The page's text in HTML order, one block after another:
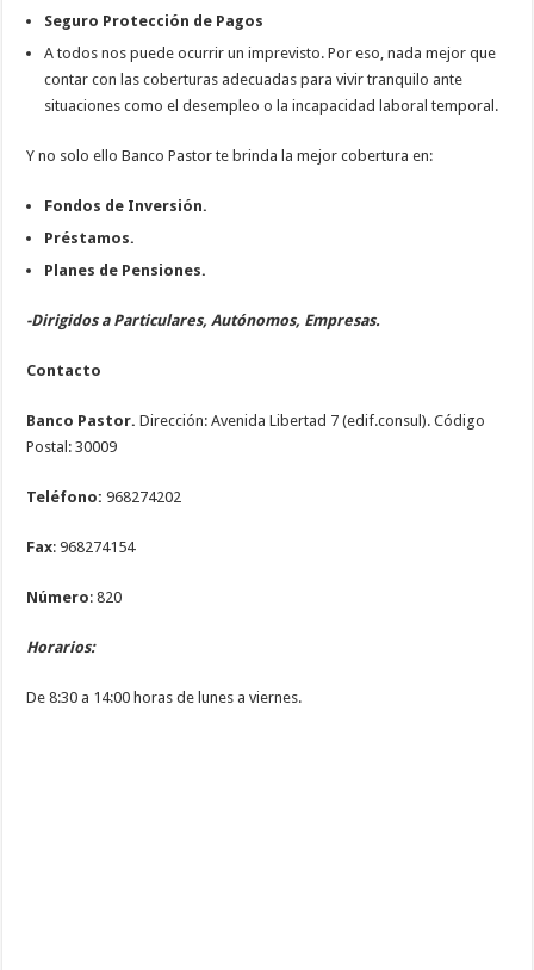
Seguro Protección de Pagos
A todos nos puede ocurrir un imprevisto. Por eso, nada mejor que
contar con las coberturas adecuadas para vivir tranquilo ante
situaciones como el desempleo o la incapacidad laboral temporal.
Y no solo ello Banco Pastor te brinda la mejor cobertura en:
Fondos de Inversión.
Préstamos.
Planes de Pensiones.
-Dirigidos a Particulares, Autónomos, Empresas.
Contacto
Banco Pastor.Dirección: Avenida Libertad 7 (edif.consul). Código
Postal: 30009
Teléfono: 968274202
Fax: 968274154
Número: 820
Horarios:
De 8:30 a 14:00 horas de lunes a viernes.